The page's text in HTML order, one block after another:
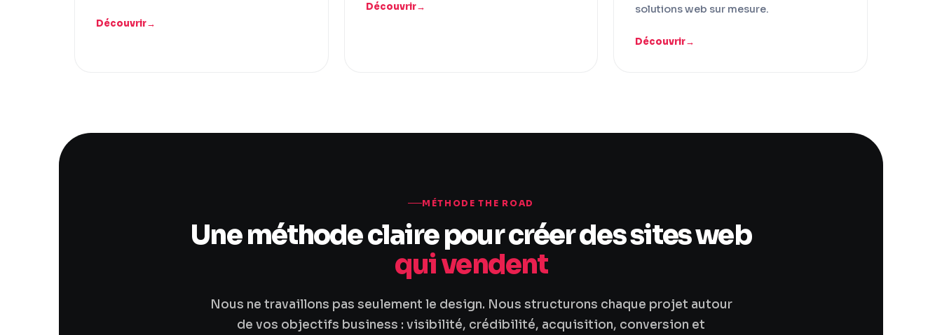
Découvrir
Découvrir
solutions web sur mesure.
Découvrir
MÉTHODE THE ROAD
Une méthode claire pour créer des sites web
qui vendent
Nous ne travaillons pas seulement le design. Nous structurons chaque projet autour
de vos objectifs business : visibilité, crédibilité, acquisition, conversion et